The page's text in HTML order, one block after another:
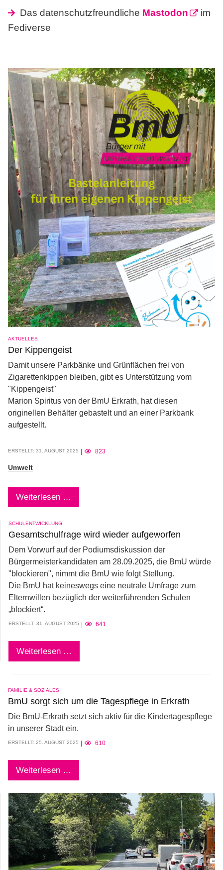
Das datenschutzfreundliche Mastodon
im
Fediverse
AKTUELLES
Der Kippengeist
Damit unsere Parkbänke und Grünflächen frei von
Zigarettenkippen bleiben, gibt es Unterstützung vom
"Kippengeist"
Marion Spiritus von der BmU Erkrath, hat diesen
originellen Behälter gebastelt und an einer Parkbank
aufgestellt.
ERSTELLT: 31. AUGUST 2025 823
Umwelt
Weiterlesen …
SCHULENTWICKLUNG
Gesamtschulfrage wird wieder aufgeworfen
Dem Vorwurf auf der Podiumsdiskussion der
Bürgermeisterkandidaten am 28.09.2025, die BmU würde
"blockieren", nimmt die BmU wie folgt Stellung.
Die BmU hat keineswegs eine neutrale Umfrage zum
Elternwillen bezüglich der weiterführenden Schulen
„blockiert“.
ERSTELLT: 31. AUGUST 2025 641
Weiterlesen …
FAMILIE & SOZIALES
BmU sorgt sich um die Tagespflege in Erkrath
Die BmU-Erkrath setzt sich aktiv für die Kindertagespflege
in unserer Stadt ein.
ERSTELLT: 25. AUGUST 2025 610
Weiterlesen …